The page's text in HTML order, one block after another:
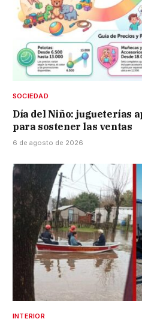
SOCIEDAD
Día del Niño: jugueterías
para sostener las ventas
6 de agosto de 2026
INTERIOR